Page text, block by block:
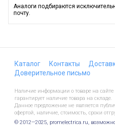
Аналоги подбираются
почту.
Каталог Контакты
Доверительное письмо
Наличие информации о товаре на сайте
гарантирует наличие товара на складе.
Данное предложение не является
офертой, наличие, стоимость, сроки
© 2012—2025, promelectrica.ru,